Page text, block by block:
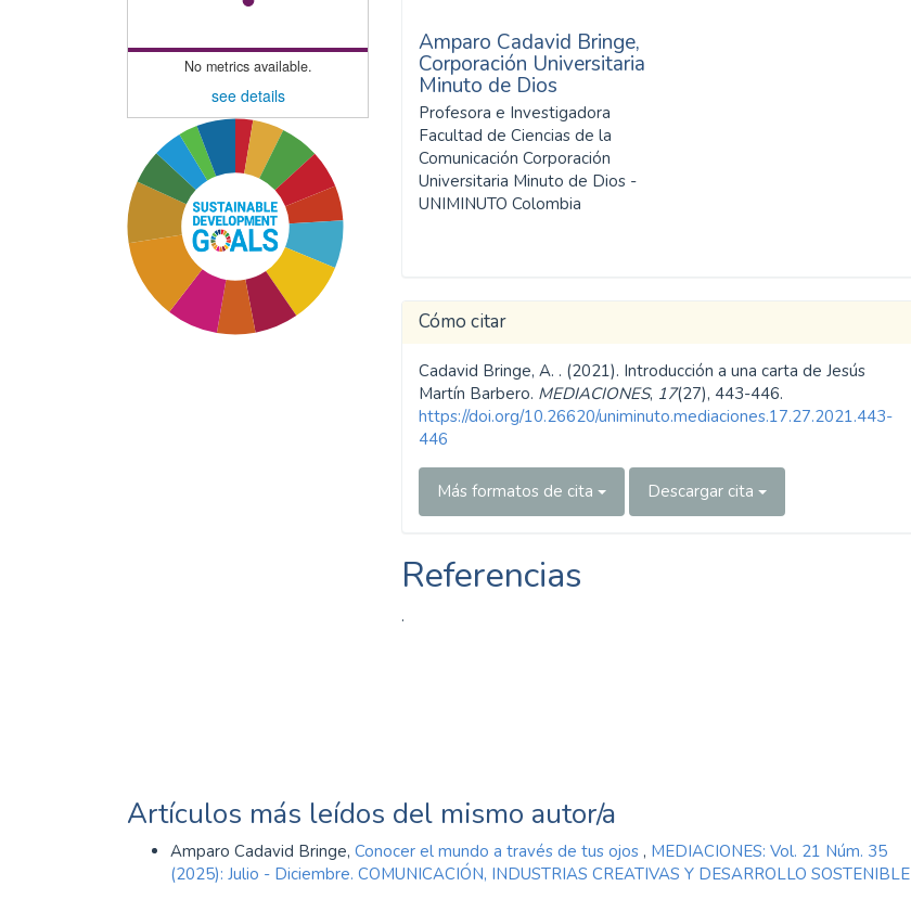
No metrics available.
see details
Amparo Cadavid Bringe,
Corporación Universitaria
Minuto de Dios
Profesora e Investigadora
Facultad de Ciencias de la
Comunicación Corporación
Universitaria Minuto de Dios -
UNIMINUTO Colombia
Cómo citar
Cadavid Bringe, A. . (2021). Introducción a una carta de Jesús
Martín Barbero. MEDIACIONES, 17(27), 443-446.
https://doi.org/10.26620/uniminuto.mediaciones.17.27.2021.443-
446
Más formatos de cita Descargar cita
Referencias
.
Artículos más leídos del mismo autor/a
Amparo Cadavid Bringe, Conocer el mundo a través de tus ojos , MEDIACIONES: Vol. 21 Núm. 35
(2025): Julio - Diciembre. COMUNICACIÓN, INDUSTRIAS CREATIVAS Y DESARROLLO SOSTENIBLE